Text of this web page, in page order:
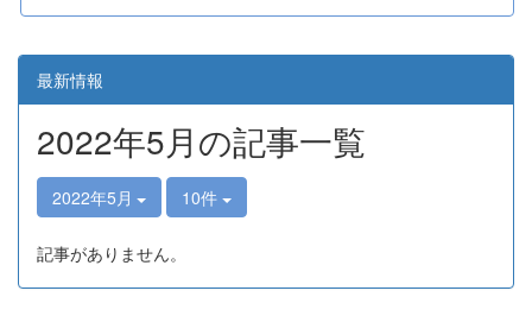
最新情報
2022年5月の記事一覧
2022年5月 10件
記事がありません。